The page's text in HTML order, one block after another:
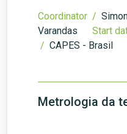
Coordinator /
Varandas
Start
/ CAPES - Brasil
Metrologia da